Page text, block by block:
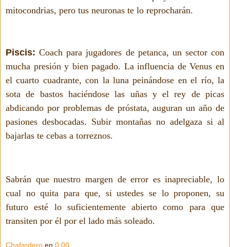
mitocondrias, pero tus neuronas te lo reprocharán.
Piscis:Coach para jugadores de petanca, un sector con
mucha presión y bien pagado. La influencia de Venus en
el cuarto cuadrante, con la luna peinándose en el río, la
sota de bastos haciéndose las uñas y el rey de picas
abdicando por problemas de próstata, auguran un año de
pasiones desbocadas. Subir montañas no adelgaza si al
bajarlas te cebas a torreznos.
Sabrán que nuestro margen de error es inapreciable, lo
cual no quita para que, si ustedes se lo proponen, su
futuro esté lo suficientemente abierto como para que
transiten por él por el lado más soleado.
Chafardero en 0:00